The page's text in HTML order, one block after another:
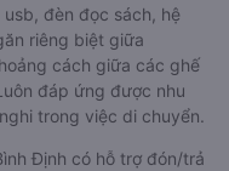
đèn đọc sách, hệ
riêng biệt giữa
cách giữa các ghế
đáp ứng được nhu
trong việc di chuyển.
Định có hỗ trợ đón/trả